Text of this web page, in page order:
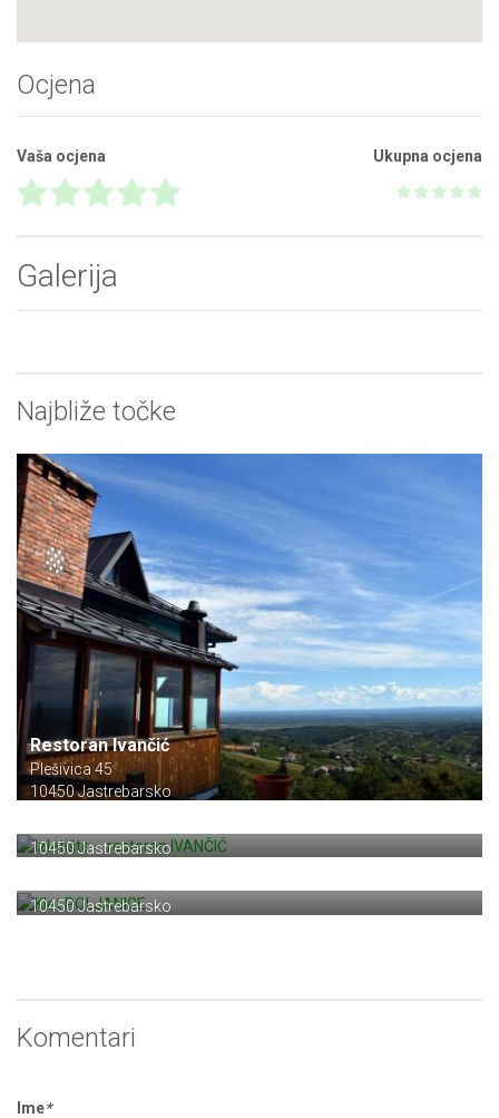
Ocjena
Vaša ocjena Ukupna ocjena
Galerija
Najbliže točke
Restoran Ivančić
Plešivica 45
10450 Jastrebarsko
Izletište – restoran IVANČIĆ
10450 Jastrebarsko
Klet POLJANICE
10450 Jastrebarsko
Komentari
Ime*